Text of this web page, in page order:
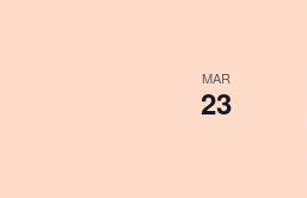
MAR
23